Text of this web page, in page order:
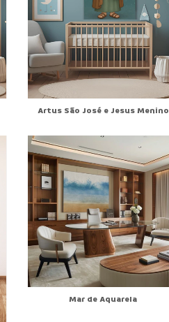
Artus São José e Jesus Menino
Mar de Aquarela